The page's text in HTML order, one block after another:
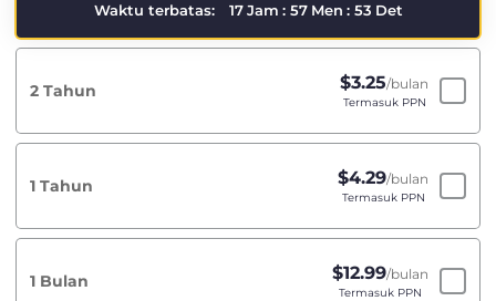
Waktu terbatas: 17 Jam : 57 Men : 53 Det
2 Tahun $3.25/bulan
Termasuk PPN
1 Tahun $4.29/bulan
Termasuk PPN
1 Bulan $12.99/bulan
Termasuk PPN